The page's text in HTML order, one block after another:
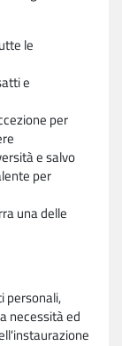
le
e
per
e salvo
per
una delle
personali,
necessità ed